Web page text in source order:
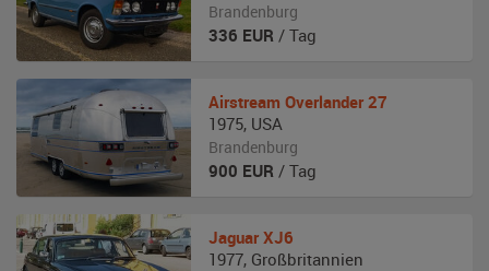
Brandenburg
336 EUR / Tag
Airstream Overlander 27
1975, USA
Brandenburg
900 EUR / Tag
Jaguar XJ6
1977, Großbritannien